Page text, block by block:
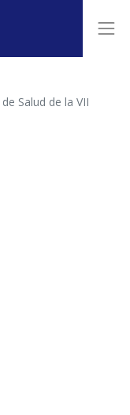
Salud de la VII